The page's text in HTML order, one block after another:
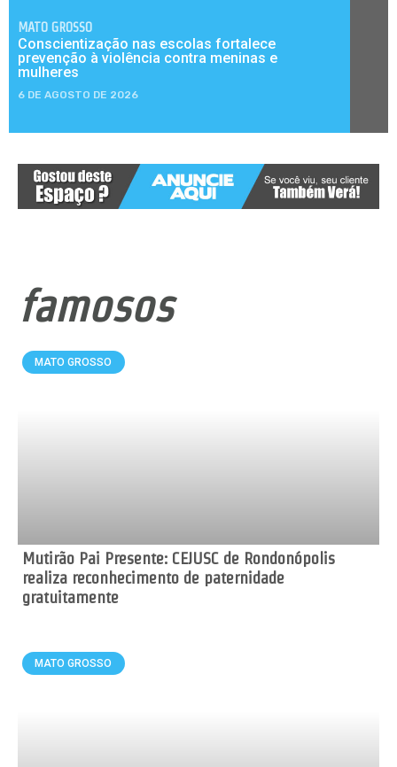
MATO GROSSO
Conscientização nas escolas fortalece
prevenção à violência contra meninas e
mulheres
6 DE AGOSTO DE 2026
famosos
MATO GROSSO
Mutirão Pai Presente: CEJUSC de Rondonópolis
realiza reconhecimento de paternidade
gratuitamente
MATO GROSSO